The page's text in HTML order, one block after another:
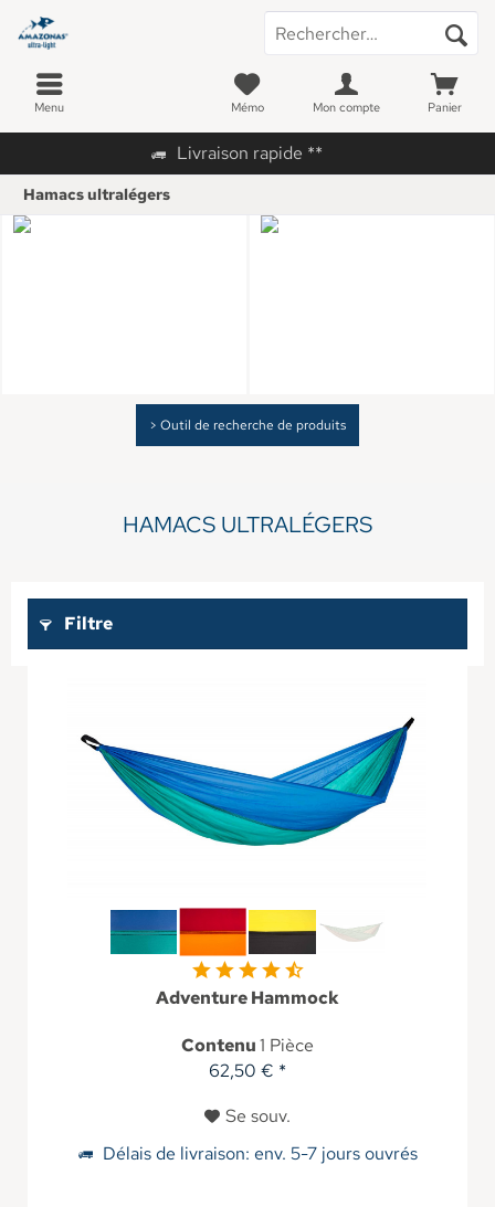
Livraison rapide **
Menu Panier
Mémo Mon compte
Hamacs ultralégers
> Outil de recherche de produits
HAMACS ULTRALÉGERS
Filtre
Adventure Hammock
Contenu1 Pièce
62,50 € *
Se souv.
Délais de livraison: env. 5-7 jours ouvrés